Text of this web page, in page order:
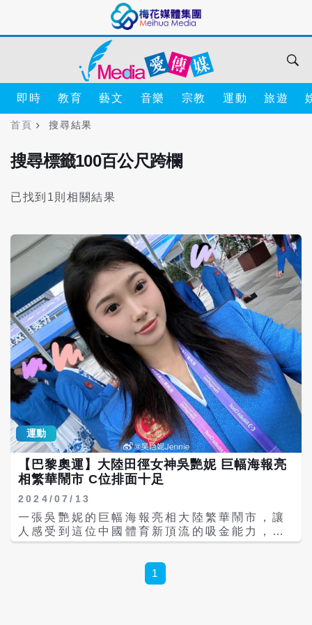
即時 教育 藝文 音樂 宗教 運動 旅遊
首頁 搜尋結果
搜尋標籤100百公尺跨欄
已找到1則相關結果
運動
【巴黎奧運】大陸田徑女神吳艷妮 巨幅海報亮
相繁華鬧市 C位排面十足
2024/07/13
一張吳艷妮的巨幅海報亮相大陸繁華鬧市，讓
人感受到這位中國體育新頂流的吸金能力，在
拿到了大陸全國田徑冠軍賽女子百公尺跨欄冠
海報亮相繁華鬧市，看起來是商業街的核心地
段，吳艶妮的目標是能夠跑進巴黎奧運前八。
1